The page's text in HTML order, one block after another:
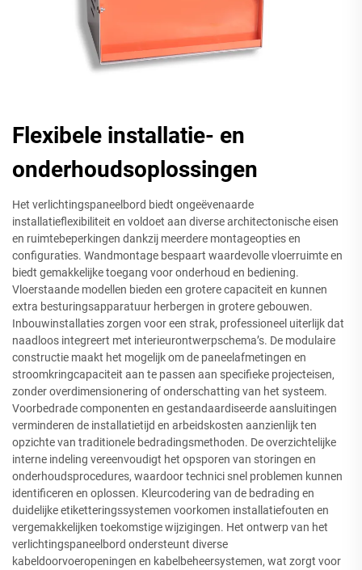
Flexibele installatie- en
onderhoudsoplossingen
Het verlichtingspaneelbord biedt ongeëvenaarde
installatieflexibiliteit en voldoet aan diverse architectonische eisen
en ruimtebeperkingen dankzij meerdere montageopties en
configuraties. Wandmontage bespaart waardevolle vloerruimte en
biedt gemakkelijke toegang voor onderhoud en bediening.
Vloerstaande modellen bieden een grotere capaciteit en kunnen
extra besturingsapparatuur herbergen in grotere gebouwen.
Inbouwinstallaties zorgen voor een strak, professioneel uiterlijk dat
naadloos integreert met interieurontwerpschema’s. De modulaire
constructie maakt het mogelijk om de paneelafmetingen en
stroomkringcapaciteit aan te passen aan specifieke projecteisen,
zonder overdimensionering of onderschatting van het systeem.
Voorbedrade componenten en gestandaardiseerde aansluitingen
verminderen de installatietijd en arbeidskosten aanzienlijk ten
opzichte van traditionele bedradingsmethoden. De overzichtelijke
interne indeling vereenvoudigt het opsporen van storingen en
onderhoudsprocedures, waardoor technici snel problemen kunnen
identificeren en oplossen. Kleurcodering van de bedrading en
duidelijke etiketteringssystemen voorkomen installatiefouten en
vergemakkelijken toekomstige wijzigingen. Het ontwerp van het
verlichtingspaneelbord ondersteunt diverse
kabeldoorvoeropeningen en kabelbeheersystemen, wat zorgt voor